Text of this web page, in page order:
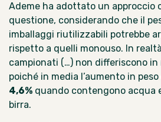
Ademe ha adottato un approccio
questione, considerando che il
imballaggi riutilizzabili potrebbe
rispetto a quelli monouso. In
campionati (…) non differiscono in
poiché in media l’aumento in
4,6% quando contengono acqua
birra.